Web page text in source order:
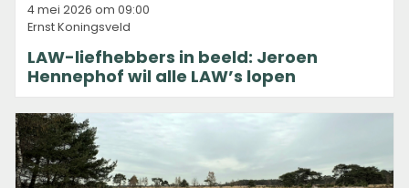
4 mei 2026 om 09:00
Ernst Koningsveld
LAW-liefhebbers in beeld: Jeroen
Hennephof wil alle LAW’s lopen